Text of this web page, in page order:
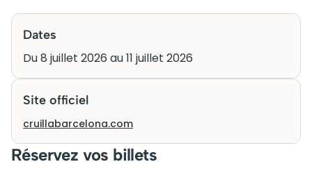
Dates
Du 8 juillet 2026 au 11 juillet 2026
Site officiel
cruillabarcelona.com
Réservez vos billets